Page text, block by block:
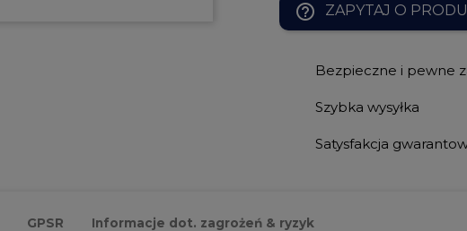
help_outline ZAPYTAJ O
Bezpieczne i pewne
Szybka wysyłka
Satysfakcja
GPSR Informacje dot. zagrożeń & ryzyk